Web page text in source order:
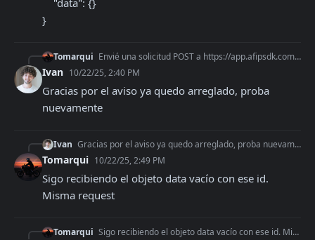
}
Tomarqui Envié una solicitud POST a https://app.afipsdk.com/api/v1/afip/certs con el body que indican en https://afipsdk.com/blog/crear-certificado-para-usar-web-service
Ivan 10/22/25, 2:40 PM
Gracias por el aviso ya quedo arreglado, proba
nuevamente
Ivan Gracias por el aviso ya quedo arreglado, proba nuevamente
Tomarqui 10/22/25, 2:49 PM
Sigo recibiendo el objeto data vacío con ese id.
Misma request
Tomarqui Sigo recibiendo el objeto data vacío con ese id. Misma request